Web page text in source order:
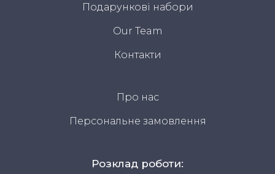
Подарункові набори
Our Team
Контакти
Про нас
Персональне замовлення
Розклад роботи: